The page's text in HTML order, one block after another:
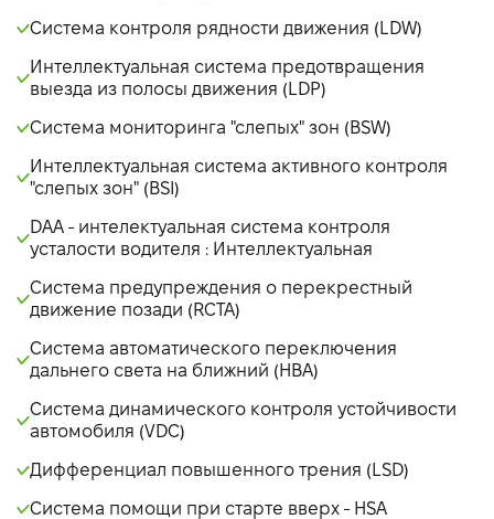
Система контроля рядности движения (LDW)
Интеллектуальная система предотвращения
выезда из полосы движения (LDP)
Система мониторинга "слепых" зон (BSW)
Интеллектуальная система активного контроля
"слепых зон" (BSI)
DAA - интелектуальная система контроля
усталости водителя : Интеллектуальная
Система предупреждения о перекрестный
движение позади (RCTA)
Система автоматического переключения
дальнего света на ближний (HBA)
Система динамического контроля устойчивости
автомобиля (VDC)
Дифференциал повышенного трения (LSD)
Система помощи при старте вверх - НSA